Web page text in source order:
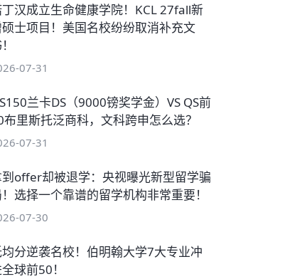
汉成立生命健康学院！KCL 27fall新
士项目！美国名校纷纷取消补充文
07-31
兰卡DS（9000镑奖学金）VS QS前
布里斯托泛商科，文科跨申怎么选？
07-31
offer却被退学：央视曝光新型留学骗
选择一个靠谱的留学机构非常重要！
07-30
分逆袭名校！伯明翰大学7大专业冲
球前50！